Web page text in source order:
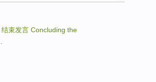
结束发言 Concluding the